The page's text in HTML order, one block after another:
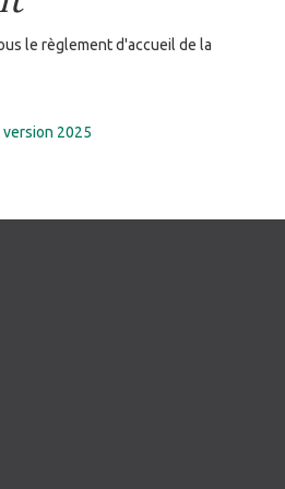
le règlement d'accueil de la
2025